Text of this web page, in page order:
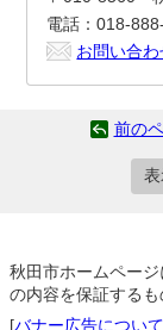
電話：018-
お問い合わ
前の
秋田市ホームペー
の内容を保証するも
[バナー広告について